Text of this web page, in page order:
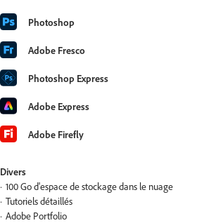
Photoshop
Adobe Fresco
Photoshop Express
Adobe Express
Adobe Firefly
Divers
100 Go d'espace de stockage dans le nuage
Tutoriels détaillés
Adobe Portfolio